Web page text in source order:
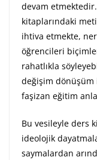
devam
kitaplarındaki
ihtiva etmekte,
öğrencileri
rahatlıkla
değişim dönüşüm
faşizan eğitim
Bu vesileyle ders
ideolojik
saymalardan